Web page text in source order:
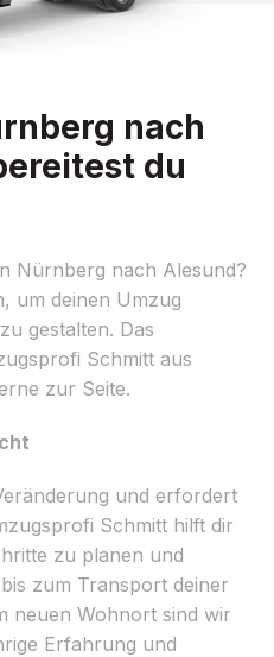
nach
du
Nürnberg nach Alesund?
um deinen Umzug
gestalten. Das
Schmitt aus
zur Seite.
und erfordert
Schmitt hilft dir
zu planen und
zum Transport deiner
neuen Wohnort sind wir
Erfahrung und